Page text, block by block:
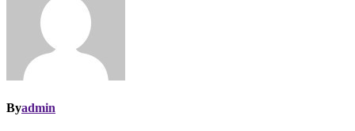
Byadmin